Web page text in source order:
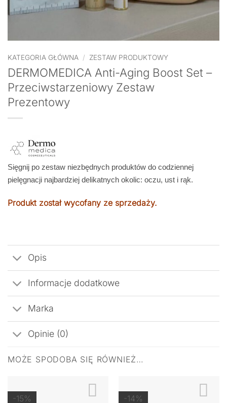
KATEGORIA GŁÓWNA / ZESTAW PRODUKTOWY
DERMOMEDICA Anti-Aging Boost Set –
Przeciwstarzeniowy Zestaw
Prezentowy
Sięgnij po zestaw niezbędnych produktów do codziennej
pielęgnacji najbardziej delikatnych okolic: oczu, ust i rąk.
Produkt został wycofany ze sprzedaży.
Opis
Informacje dodatkowe
Marka
Opinie (0)
MOŻE SPODOBA SIĘ RÓWNIEŻ…
-15% -14%